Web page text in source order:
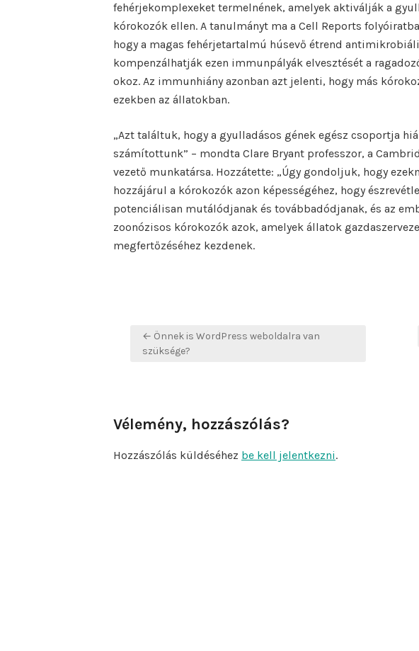
fehérjekomplexeket termelnének, amelyek aktiválják a
kórokozók ellen. A tanulmányt ma a Cell Reports
hogy a magas fehérjetartalmú húsevő étrend
kompenzálhatják ezen immunpályák elvesztését a
okoz. Az immunhiány azonban azt jelenti, hogy más
ezekben az állatokban.
„Azt találtuk, hogy a gyulladásos gének egész csoportja
számítottunk” – mondta Clare Bryant professzor, a
vezető munkatársa. Hozzátette: „Úgy gondoljuk, hogy
hozzájárul a kórokozók azon képességéhez, hogy
potenciálisan mutálódjanak és továbbadódjanak, és az
zoonózisos kórokozók azok, amelyek állatok
megfertőzéséhez kezdenek.
Bejegyzés
navigáció
← Önnek is WordPress weboldalra van
szüksége?
Vélemény, hozzászólás?
Hozzászólás küldéséhez be kell jelentkezni.